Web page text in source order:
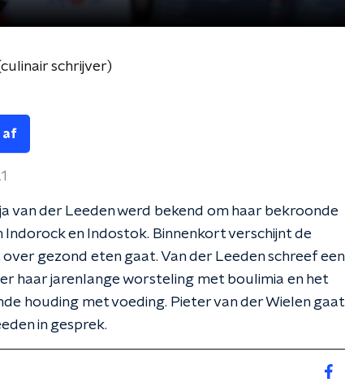
schrijver)
af
van der Leeden werd bekend om haar bekroonde
Indorock en Indostok. Binnenkort verschijnt de
gezond eten gaat. Van der Leeden schreef een
haar jarenlange worsteling met boulimia en het
houding met voeding. Pieter van der Wielen gaat
in gesprek.